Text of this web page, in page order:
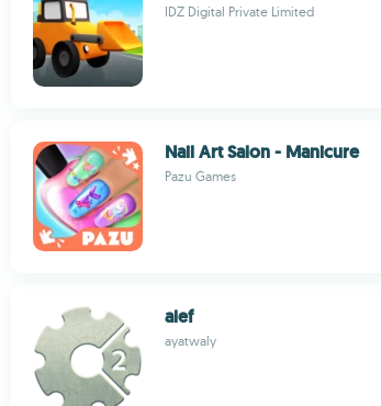
IDZ Digital Private Limited
Nail Art Salon - Manicure
Pazu Games
alef
ayatwaly